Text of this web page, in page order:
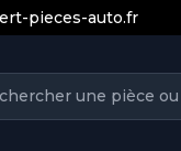
pieces-auto.fr